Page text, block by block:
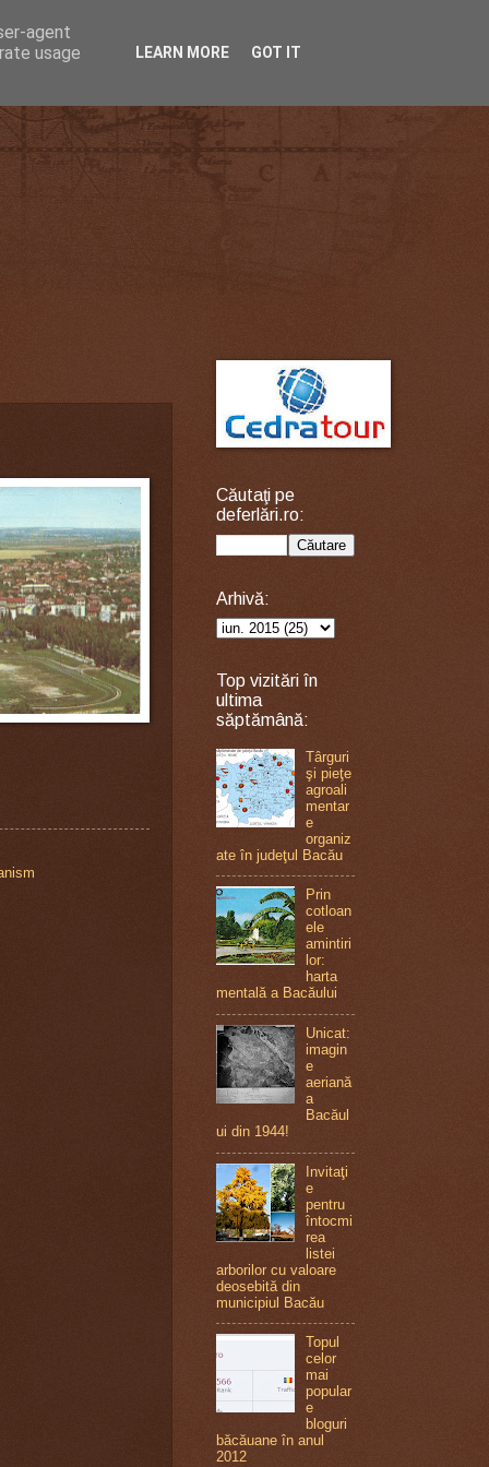
Căutaţi pe
deferlări.ro:
Arhivă:
Top vizitări în
ultima
săptămână:
Târguri
şi pieţe
agroali
mentar
e
organiz
ate în judeţul Bacău
Prin
cotloan
ele
amintiri
lor:
harta
mentală a Bacăului
Unicat:
imagin
e
aeriană
a
Bacăul
ui din 1944!
Invitaţi
e
pentru
întocmi
rea
listei
arborilor cu valoare
deosebită din
municipiul Bacău
Topul
celor
mai
popular
e
bloguri
băcăuane în anul
2012
agent
usage
LEARN MORE GOT IT